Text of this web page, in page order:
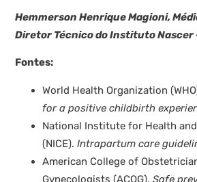
Hemmerson Henrique Magioni,
Diretor Técnico do Instituto Nascer
Fontes:
World Health Organization
for a positive childbirth
National Institute for Health
(NICE).Intrapartum care
American College of
Gynecologists (ACOG).Safe